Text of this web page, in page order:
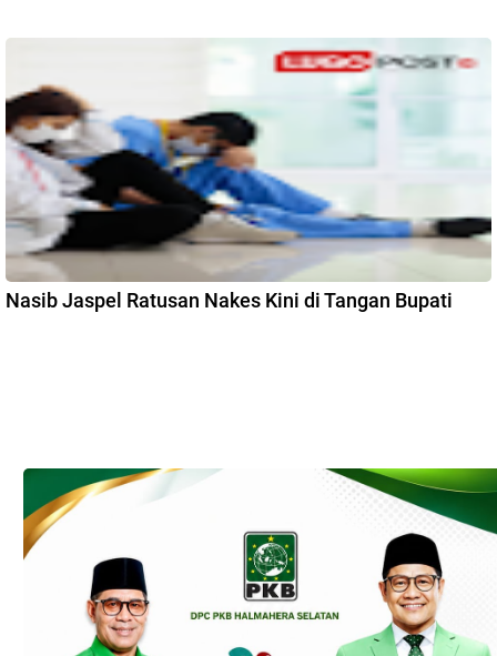
Nasib Jaspel Ratusan Nakes Kini di Tangan Bupati